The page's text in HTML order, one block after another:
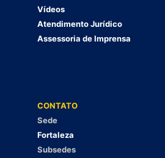
Vídeos
Atendimento Jurídico
Assessoria de Imprensa
CONTATO
Sede
Fortaleza
Subsedes